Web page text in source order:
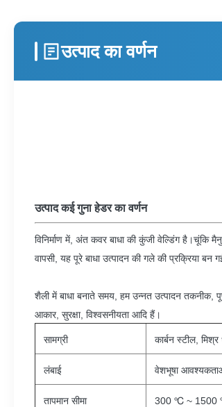
उत्पाद का वर्णन
उत्पाद कई गुना हेडर का वर्णन
विनिर्माण में, अंत कवर बाधा की कुंजी वेल्डिंग है।चूंकि
वापसी, यह पूरे बाधा उत्पादन की गले की प्रक्रिया बन
शैली में बाधा बनाते समय, हम उन्नत उत्पादन तकनीक,
आकार, सुरक्षा, विश्वसनीयता आदि हैं।
सामग्री कार्बन स्टील,
लंबाई वेशभूषा
तापमान सीमा 300 ℃ ~